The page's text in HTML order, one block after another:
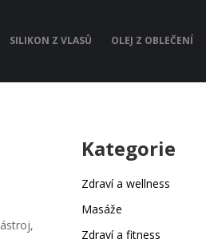
SILIKON Z VLASŮ OLEJ Z OBLEČENÍ
Kategorie
Zdraví a wellness
Masáže
Zdraví a fitness